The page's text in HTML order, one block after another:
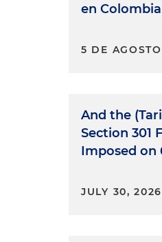
en Colombia
5 DE
And the
Section 301
Imposed on
JULY 30, 2026